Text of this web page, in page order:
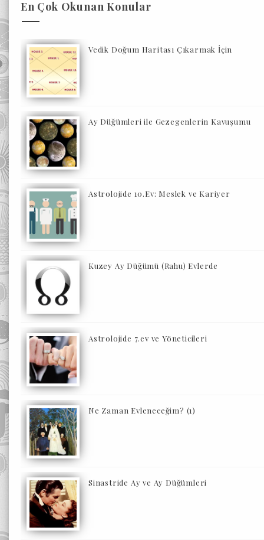
En Çok Okunan Konular
Vedik Doğum Haritası Çıkarmak İçin
Ay Düğümleri ile Gezegenlerin Kavuşumu
Astrolojide 10.Ev: Meslek ve Kariyer
Kuzey Ay Düğümü (Rahu) Evlerde
Astrolojide 7.ev ve Yöneticileri
Ne Zaman Evleneceğim? (1)
Sinastride Ay ve Ay Düğümleri